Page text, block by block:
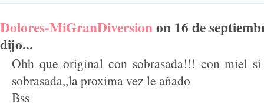
Dolores-MiGranDiversionon 16 de
dijo...
Ohh que original con sobrasada!!! con miel
sobrasada,,la proxima vez le añado
Bss